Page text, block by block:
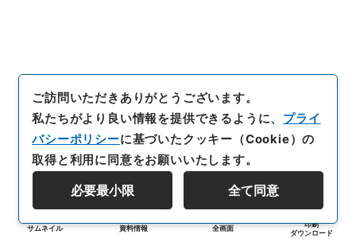
サムネイル 資料情報 全画面
印刷
ダウンロード
ご訪問いただきありがとうございます。
私たちがより良い情報を提供できるように、 プライ
バシーポリシーに基づいたクッキー（Cookie）の
取得と利用に同意をお願いいたします。
必要最小限 全て同意